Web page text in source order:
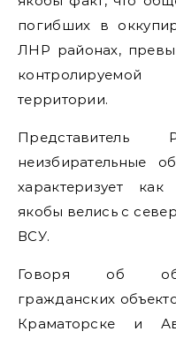
погибших в
ЛНР районах,
контролируемой
территории.
неизбирательные
характеризует
якобы велись с
ВСУ.
Говоря об
гражданских
Краматорске и